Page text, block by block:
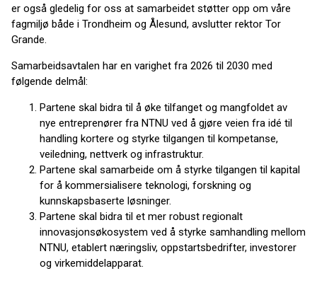
er også gledelig for oss at samarbeidet støtter opp om våre
fagmiljø både i Trondheim og Ålesund, avslutter rektor Tor
Grande.
Samarbeidsavtalen har en varighet fra 2026 til 2030 med
følgende delmål:
Partene skal bidra til å øke tilfanget og mangfoldet av
nye entreprenører fra NTNU ved å gjøre veien fra idé til
handling kortere og styrke tilgangen til kompetanse,
veiledning, nettverk og infrastruktur.
Partene skal samarbeide om å styrke tilgangen til kapital
for å kommersialisere teknologi, forskning og
kunnskapsbaserte løsninger.
Partene skal bidra til et mer robust regionalt
innovasjonsøkosystem ved å styrke samhandling mellom
NTNU, etablert næringsliv, oppstartsbedrifter, investorer
og virkemiddelapparat.